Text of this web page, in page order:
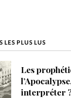
LES PLUS LUS
Les
interpréter